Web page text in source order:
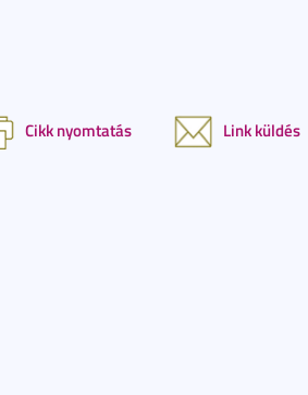
Cikk nyomtatás Link küldés